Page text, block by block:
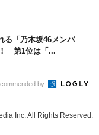
る「乃木坂46メンバ
第1位は「...
by
Inc. All Rights Reserved.